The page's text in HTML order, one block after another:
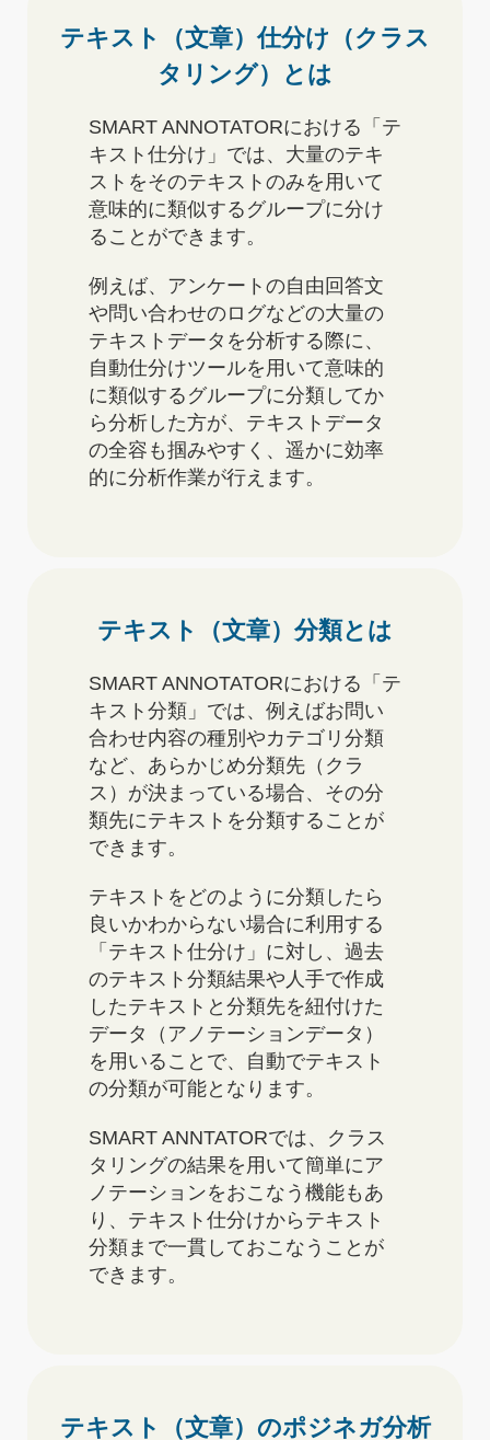
テキスト（文章）仕分け（クラス
タリング）とは
SMART ANNOTATORにおける「テ
キスト仕分け」では、大量のテキ
ストをそのテキストのみを用いて
意味的に類似するグループに分け
ることができます。
例えば、アンケートの自由回答文
や問い合わせのログなどの大量の
テキストデータを分析する際に、
自動仕分けツールを用いて意味的
に類似するグループに分類してか
ら分析した方が、テキストデータ
の全容も掴みやすく、遥かに効率
的に分析作業が行えます。
テキスト（文章）分類とは
SMART ANNOTATORにおける「テ
キスト分類」では、例えばお問い
合わせ内容の種別やカテゴリ分類
など、あらかじめ分類先（クラ
ス）が決まっている場合、その分
類先にテキストを分類することが
できます。
テキストをどのように分類したら
良いかわからない場合に利用する
「テキスト仕分け」に対し、過去
のテキスト分類結果や人手で作成
したテキストと分類先を紐付けた
データ（アノテーションデータ）
を用いることで、自動でテキスト
の分類が可能となります。
SMART ANNTATORでは、クラス
タリングの結果を用いて簡単にア
ノテーションをおこなう機能もあ
り、テキスト仕分けからテキスト
分類まで一貫しておこなうことが
できます。
テキスト（文章）のポジネガ分析